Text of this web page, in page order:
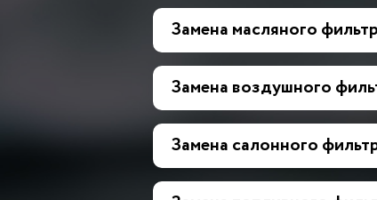
Замена масляного
Замена воздушного
Замена салонного